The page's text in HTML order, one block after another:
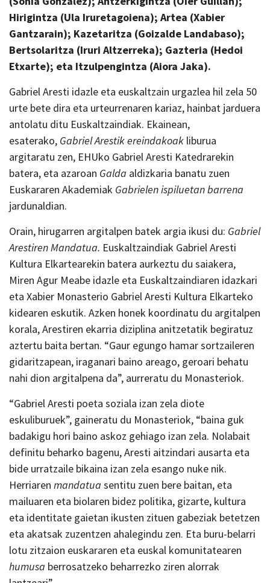
Hirigintza (Ula Iruretagoiena); Artea (Xabier
Gantzarain); Kazetaritza (Goizalde Landabaso);
Bertsolaritza (Iruri Altzerreka); Gazteria (Hedoi
Etxarte); eta Itzulpengintza (Aiora Jaka).
Gabriel Aresti idazle eta euskaltzain urgazlea hil zela 50
urte bete dira eta urteurrenaren kariaz, hainbat jarduera
antolatu ditu Euskaltzaindiak. Ekainean,
esaterako, Gabriel Arestik ereindakoak liburua
argitaratu zen, EHUko Gabriel Aresti Katedrarekin
batera, eta azaroan Galda aldizkaria banatu zuen
Euskararen Akademiak Gabrielen ispiluetan barrena
jardunaldian.
Orain, hirugarren argitalpen batek argia ikusi du: Gabriel
Arestiren Mandatua. Euskaltzaindiak Gabriel Aresti
Kultura Elkartearekin batera aurkeztu du saiakera,
Miren Agur Meabe idazle eta Euskaltzaindiaren idazkari
eta Xabier Monasterio Gabriel Aresti Kultura Elkarteko
kidearen eskutik. Azken honek koordinatu du argitalpen
korala, Arestiren ekarria diziplina anitzetatik begiratuz
aztertu baita bertan. “Gaur egungo hamar sortzaileren
gidaritzapean, iraganari baino areago, geroari behatu
nahi dion argitalpena da”, aurreratu du Monasteriok.
“Gabriel Aresti poeta soziala izan zela diote
eskuliburuek”, gaineratu du Monasteriok, “baina guk
badakigu hori baino askoz gehiago izan zela. Nolabait
definitu beharko bagenu, Aresti aitzindari ausarta eta
bide urratzaile bikaina izan zela esango nuke nik.
Herriaren mandatua sentitu zuen bere baitan, eta
mailuaren eta biolaren bidez politika, gizarte, kultura
eta identitate gaietan ikusten zituen gabeziak betetzen
eta akatsak zuzentzen ahalegindu zen. Eta buru-belarri
lotu zitzaion euskararen eta euskal komunitatearen
humusa berrosatzeko beharrezko ziren alorrak